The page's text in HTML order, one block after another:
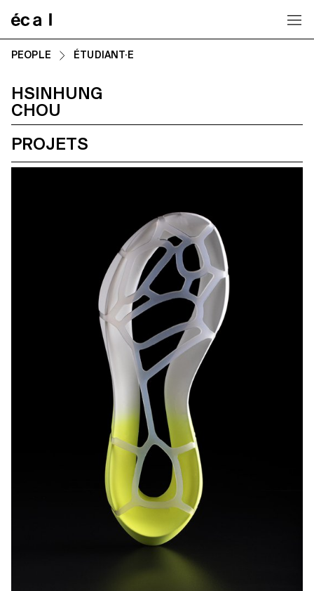
PEOPLE ÉTUDIANT·E
HSINHUNG
CHOU
PROJETS